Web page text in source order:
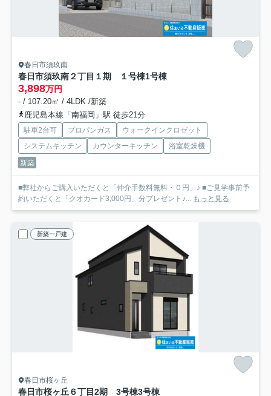
春日市須玖南
春日市須玖南２丁目１期 １号棟1号棟
3,898万円
- / 107.20㎡ / 4LDK /新築
鹿児島本線「南福岡」駅 徒歩21分
駐車2台可 プロパンガス
ウォークインクロゼット
システムキッチン
カウンターキッチン
浴室乾燥機
新築
■弊社からご購入いただくと「仲介手数料無料・０円」♪ ■ご見学事前予
約いただくと「クオカード3,000円」分プレゼント♪...
もっと見る
新築一戸建
春日市桜ヶ丘
春日市桜ヶ丘６丁目2期 3号棟3号棟